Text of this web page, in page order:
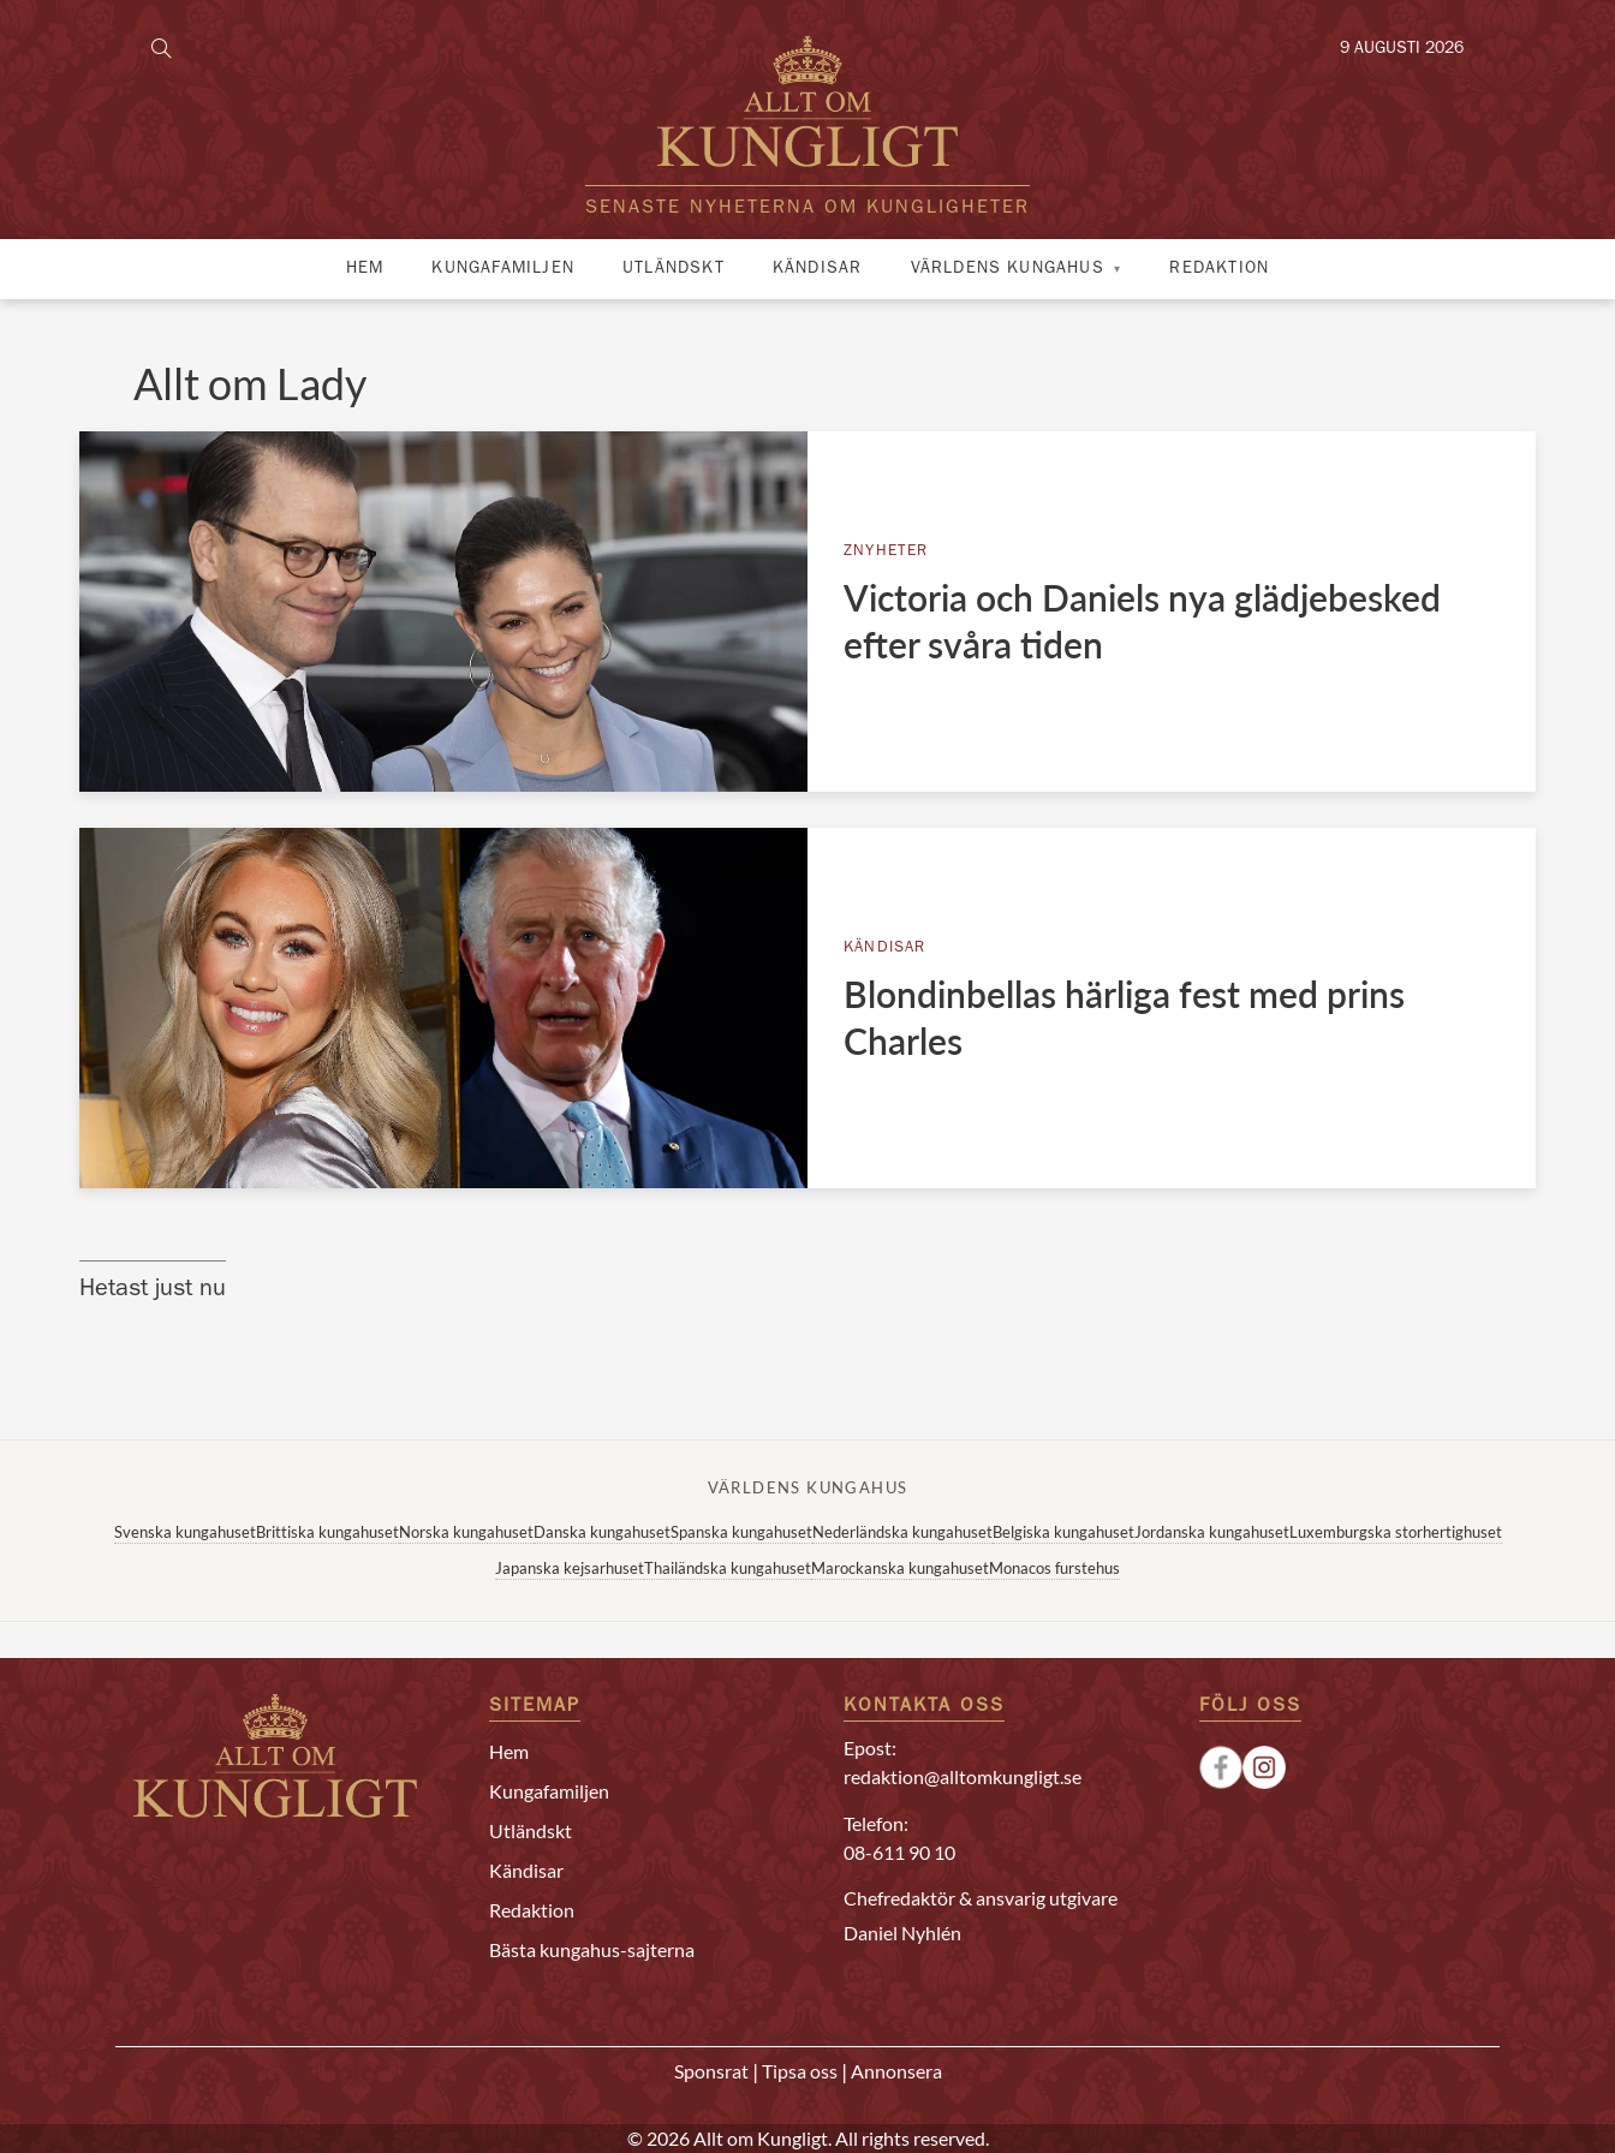
SENASTE NYHETERNA OM KUNGLIGHETER
9 AUGUSTI 2026
HEM KUNGAFAMILJEN UTLÄNDSKT KÄNDISAR VÄRLDENS KUNGAHUS REDAKTION
Allt om Lady
ZNYHETER
Victoria och Daniels nya glädjebesked
efter svåra tiden
KÄNDISAR
Blondinbellas härliga fest med prins
Charles
Hetast just nu
VÄRLDENS KUNGAHUS
Svenska kungahusetBrittiska kungahusetNorska kungahusetDanska kungahusetSpanska kungahusetNederländska kungahusetBelgiska kungahusetJordanska kungahusetLuxemburgska storhertighuset
Japanska kejsarhusetThailändska kungahusetMarockanska kungahusetMonacos furstehus
SITEMAP
Hem
Kungafamiljen
Utländskt
Kändisar
Redaktion
Bästa kungahus-sajterna
KONTAKTA OSS
Epost:
redaktion@alltomkungligt.se
Telefon:
08-611 90 10
Chefredaktör & ansvarig utgivare
Daniel Nyhlén
FÖLJ OSS
Sponsrat | Tipsa oss | Annonsera
© 2026 Allt om Kungligt. All rights reserved.